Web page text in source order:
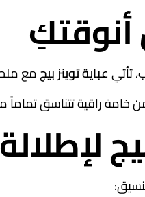
أنوقتكِ
تأتيعباية توينز بيجمع
راقية تتناسق تماماً
: